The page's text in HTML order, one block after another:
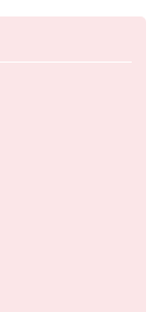
お願いします